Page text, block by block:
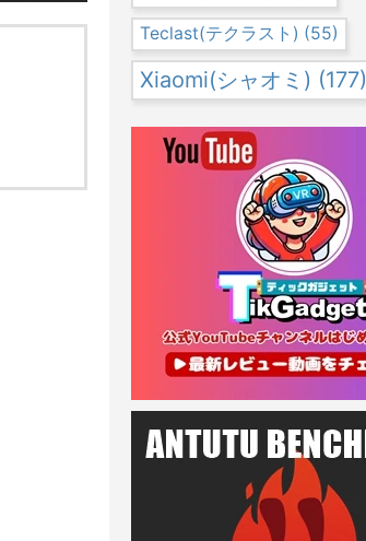
Teclast(テクラスト) (55)
Xiaomi(シャオミ) (177)